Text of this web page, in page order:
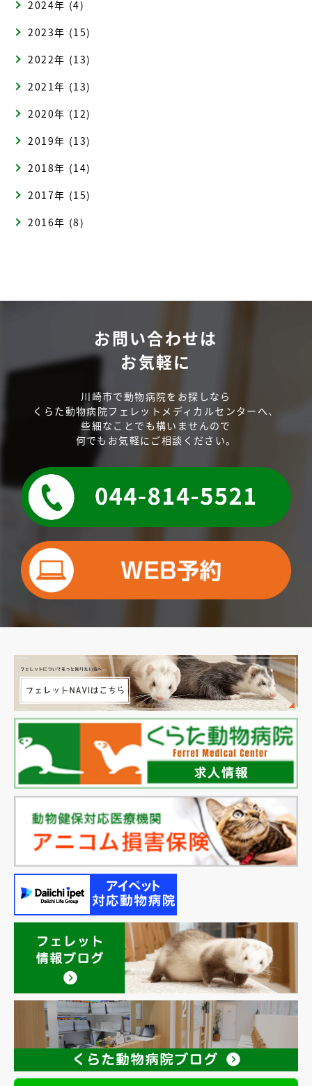
2024年 (4)
2023年 (15)
2022年 (13)
2021年 (13)
2020年 (12)
2019年 (13)
2018年 (14)
2017年 (15)
2016年 (8)
お問い合わせは
お気軽に
川崎市で動物病院をお探しなら
くらた動物病院フェレットメディカルセンターへ、
些細なことでも構いませんので
何でもお気軽にご相談ください。